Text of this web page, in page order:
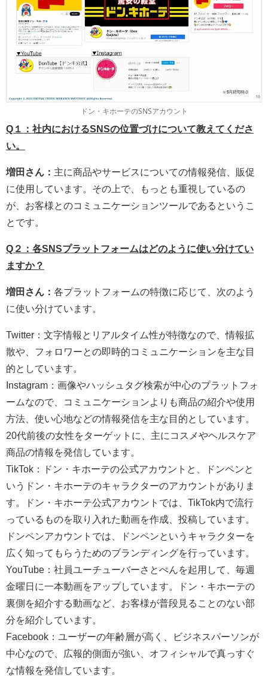
ドン・キホーテのSNSアカウント
Q１：社内におけるSNSの位置づけについて教えてくださ
い。
増田さん： 主に商品やサービスについての情報発信、販促
に使用しています。その上で、もっとも重視しているの
が、お客様とのコミュニケーションツールであるというこ
とです。
Q２：各SNSプラットフォームはどのように使い分けてい
ますか？
増田さん： 各プラットフォームの特徴に応じて、次のよう
に使い分けています。
Twitter：文字情報とリアルタイム性が特徴なので、情報拡
散や、フォロワーとの即時的コミュニケーションを主な目
的としています。
Instagram：画像やハッシュタグ検索が中心のプラットフォ
ームなので、コミュニケーションよりも商品の紹介や使用
方法、使い心地などの情報発信を主な目的としています。
20代前後の女性をターゲットに、主にコスメやヘルスケア
商品の情報を発信しています。
TikTok：ドン・キホーテの公式アカウントと、ドンペンと
いうドン・キホーテのキャラクターのアカウントがありま
す。ドン・キホーテ公式アカウントでは、TikTok内で流行
っているものを取り入れた動画を作成、投稿しています。
ドンペンアカウントでは、ドンペンというキャラクターを
広く知ってもらうためのブランディングを行っています。
YouTube：社員ユーチューバーさとぺんを起用して、毎週
金曜日に一本動画をアップしています。ドン・キホーテの
裏側を紹介する動画など、お客様が普段見ることのない部
分を紹介しています。
Facebook：ユーザーの年齢層が高く、ビジネスパーソンが
中心なので、広報的側面が強い、オフィシャルで真っすぐ
な情報を発信しています。